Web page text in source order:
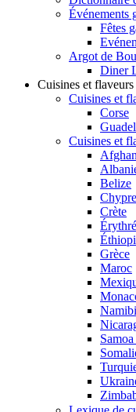
Événements
Fêtes
Argot de
Diner
Cuisines et flaveurs
Cuisines et
Corse
Cuisines et
Belize
Chypre
Crète
Grèce
Maroc